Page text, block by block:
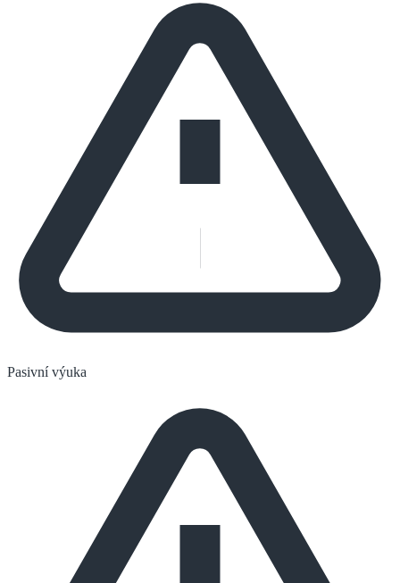
Pasivní výuka